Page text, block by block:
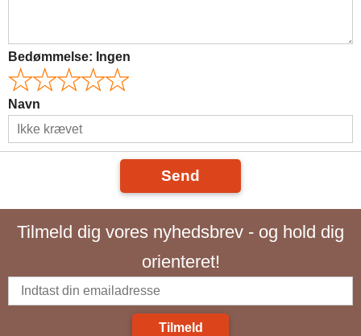
Bedømmelse: Ingen
Navn
Send
Tilmeld dig vores nyhedsbrev - og hold dig
orienteret!
Tilmeld